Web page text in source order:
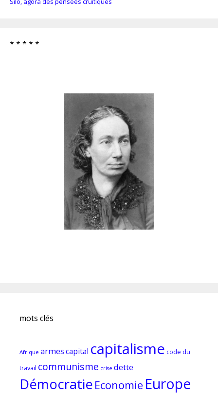
* * * * *
mots clés
Afrique armescapital capitalisme code du
travail communisme crise dette
Démocratie Economie Europe